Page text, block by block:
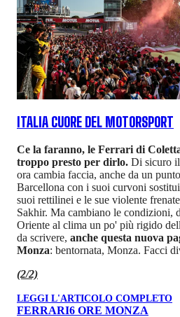
ITALIA CUORE DEL MOTORSPORT
Ce la faranno, le Ferrari di
troppo presto per dirlo. Di sicuro
ora cambia faccia, anche da un
Barcellona con i suoi curvoni
suoi rettilinei e le sue violente
Sakhir. Ma cambiano le condizioni,
Oriente al clima un po' più rigido
da scrivere, anche questa nuova
Monza: bentornata, Monza. Facci
(2/2)
LEGGI L'ARTICOLO COMPLETO
FERRARI6 ORE MONZA